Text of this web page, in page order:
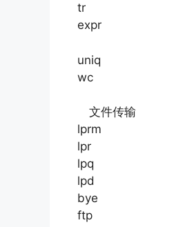
tr
expr
uniq
wc
文件传输
lprm
lpr
lpq
lpd
bye
ftp